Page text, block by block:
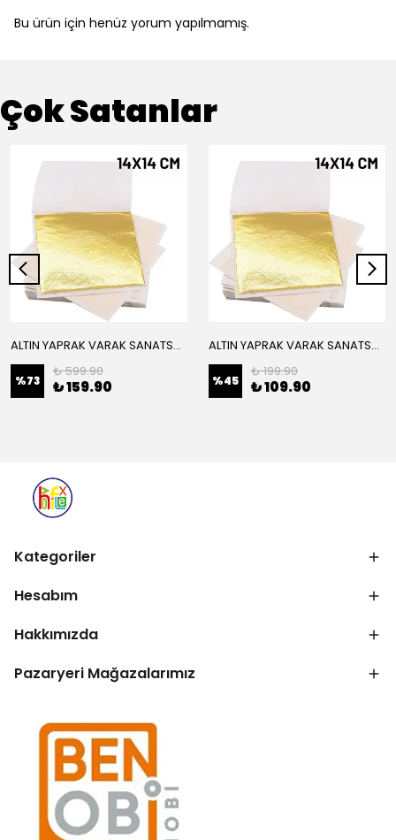
Bu ürün için henüz yorum yapılmamış.
Çok Satanlar
ALTIN YAPRAK VARAK SANATSAL BÜYÜK BOY FOLYO EPOKSİ REÇİNE NAİL ART 16 ADET 14X14 CM ALTIN RENK
%73
₺ 599.90
₺ 159.90
ALTIN YAPRAK VARAK SANATSAL BÜYÜK BOY FOLYO EPOKSİ REÇİNE NAİL ART 8 ADET ALTIN RENK 14X14 CM
%45
₺ 199.90
₺ 109.90
Kategoriler
Hesabım
Hakkımızda
Pazaryeri Mağazalarımız